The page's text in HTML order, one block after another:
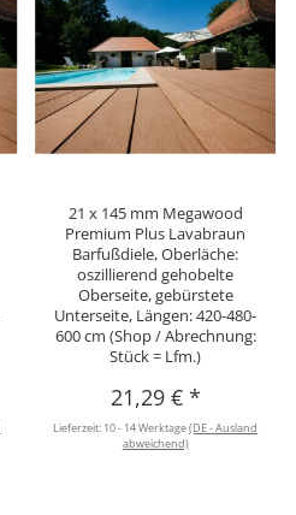
21 x 145 mm Megawood
Premium Plus Lavabraun
Barfußdiele, Oberläche:
oszillierend gehobelte
Oberseite, gebürstete
Unterseite, Längen: 420-480-
600 cm (Shop / Abrechnung:
Stück = Lfm.)
21,29 € *
Lieferzeit: 10 - 14 Werktage(DE - Ausland
abweichend)